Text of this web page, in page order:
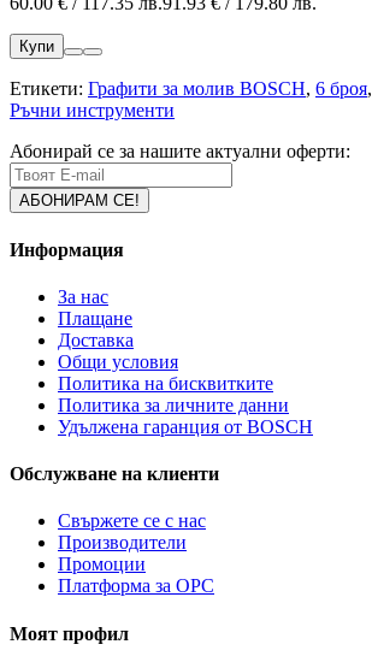
Купи
Етикети: Графити за молив BOSCH, 6 броя,
Ръчни инструменти
Абонирай се за нашите актуални оферти:
Информация
За нас
Плащане
Доставка
Общи условия
Политика на бисквитките
Политика за личните данни
Удължена гаранция от BOSCH
Обслужване на клиенти
Свържете се с нас
Производители
Промоции
Платформа за ОРС
Моят профил